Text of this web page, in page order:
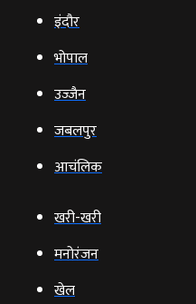
इंदौर
भोपाल
उज्‍जैन
जबलपुर
आचंलिक
खरी-खरी
मनोरंजन
खेल